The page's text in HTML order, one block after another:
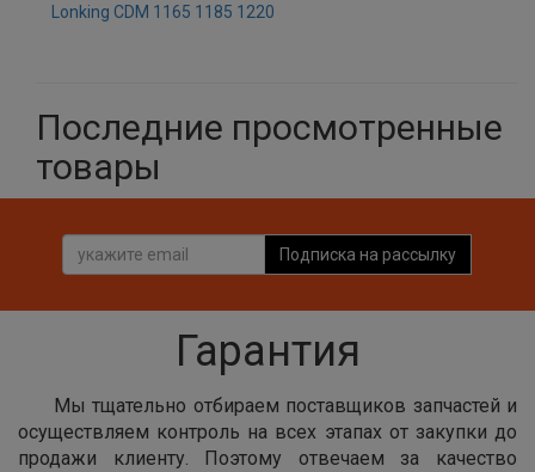
Lonking CDM 1165 1185 1220
Последние просмотренные
товары
Подписка на рассылку
Гарантия
Мы тщательно отбираем поставщиков запчастей и
осуществляем контроль на всех этапах от закупки до
продажи клиенту. Поэтому отвечаем за качество